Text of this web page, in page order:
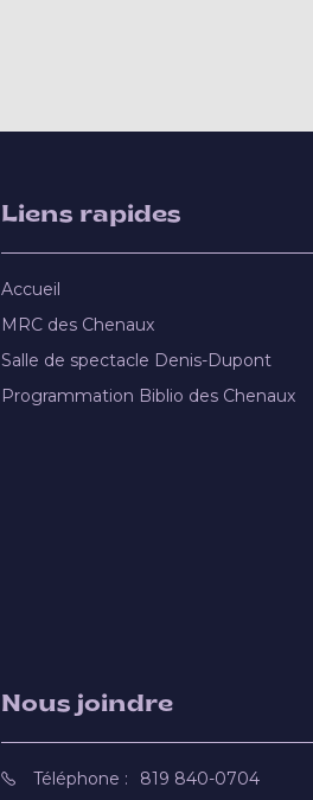
Liens rapides
Accueil
MRC des Chenaux
Salle de spectacle Denis-Dupont
Programmation Biblio des Chenaux
Nous joindre
Téléphone : 819 840-0704